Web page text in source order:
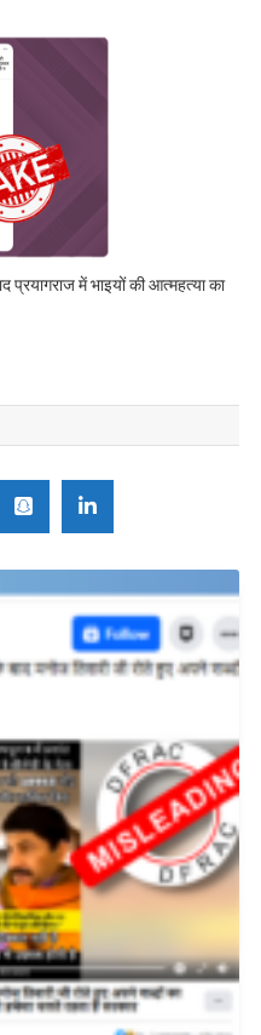
में भाइयों की आत्महत्या का